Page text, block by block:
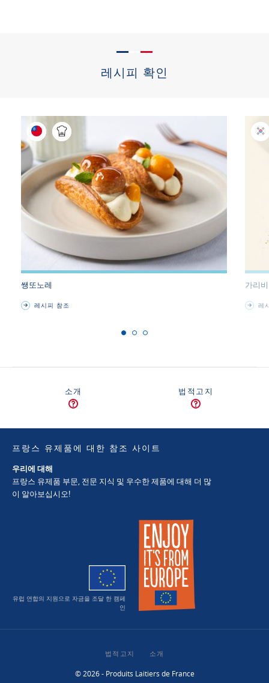
레시피 확인
쌩또노레
레시피 참조
가리
레
소개 법적고지
프랑스 유제품에 대한 참조 사이트
우리에 대해
프랑스 유제품 부문, 전문 지식 및 우수한 제품에 대해 더 많
이 알아보십시오!
유럽 연합의 지원으로 자금을 조달 한 캠페
인
법적고지 소개
© 2026 - Produits Laitiers de France